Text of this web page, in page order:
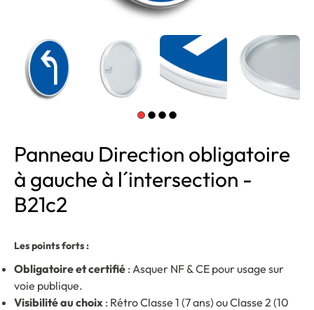
Panneau Direction obligatoire
à gauche à l´intersection -
B21c2
Les points forts :
Obligatoire et certifié : Asquer NF & CE pour usage sur
voie publique.
Visibilité au choix : Rétro Classe 1 (7 ans) ou Classe 2 (10